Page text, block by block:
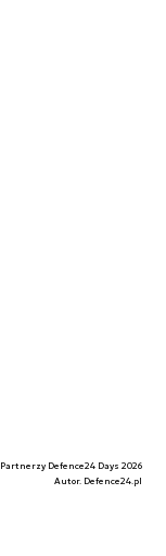
Partnerzy Defence24 Days 2026
Autor. Defence24.pl